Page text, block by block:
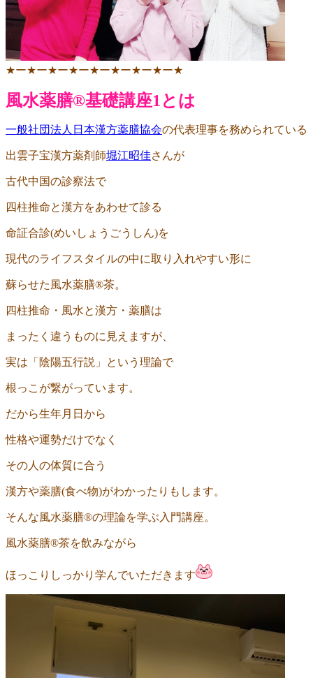
★ー★ー★ー★ー★ー★ー★ー★ー★
風水薬膳®︎基礎講座1 とは
一般社団法人日本漢方薬膳協会の代表理事を務められている
出雲子宝漢方薬剤師堀江昭佳さんが
古代中国の診察法で
四柱推命と漢方をあわせて診る
命証合診(めいしょうごうしん)を
現代のライフスタイルの中に取り入れやすい形に
蘇らせた風水薬膳®︎茶。
四柱推命・風水と漢方・薬膳は
まったく違うものに見えますが、
実は「陰陽五行説」という理論で
根っこが繋がっています。
だから生年月日から
性格や運勢だけでなく
その人の体質に合う
漢方や薬膳(食べ物)がわかったりもします。
そんな風水薬膳®︎の理論を学ぶ入門講座。
風水薬膳®︎茶を飲みながら
ほっこりしっかり学んでいただきます